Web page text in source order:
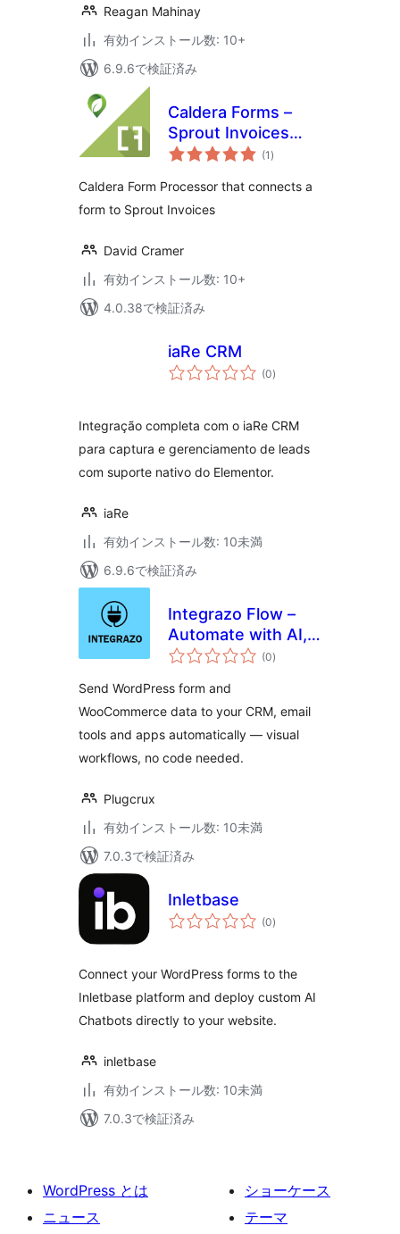
Reagan Mahinay
有効インストール数: 10+
6.9.6で検証済み
Caldera Forms –
Sprout Invoices
Integration
(1 個
の
価
)
Caldera Form Processor that connects a
form to Sprout Invoices
David Cramer
有効インストール数: 10+
4.0.38で検証済み
iaRe CRM
(0個
の)
Integração completa com o iaRe CRM
para captura e gerenciamento de leads
com suporte nativo do Elementor.
iaRe
有効インストール数: 10未満
6.9.6で検証済み
Integrazo Flow –
Automate with AI,
Send Data to CRM,
More
(0個
の)
Send WordPress form and
WooCommerce data to your CRM, email
tools and apps automatically — visual
workflows, no code needed.
Plugcrux
有効インストール数: 10未満
7.0.3で検証済み
Inletbase
(0個
の)
Connect your WordPress forms to the
Inletbase platform and deploy custom AI
Chatbots directly to your website.
inletbase
有効インストール数: 10未満
7.0.3で検証済み
WordPress とは
ニュース
ショーケース
テーマ